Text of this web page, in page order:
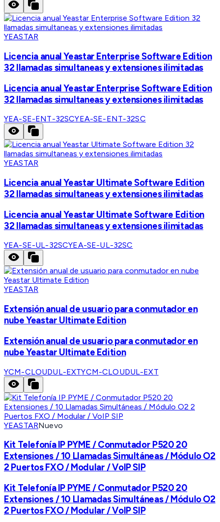
YEASTAR
Licencia anual Yeastar Enterprise Software Edition
32 llamadas simultaneas y extensiones ilimitadas
Licencia anual Yeastar Enterprise Software Edition
32 llamadas simultaneas y extensiones ilimitadas
YEA-SE-ENT-32SCYEA-SE-ENT-32SC
YEASTAR
Licencia anual Yeastar Ultimate Software Edition
32 llamadas simultaneas y extensiones ilimitadas
Licencia anual Yeastar Ultimate Software Edition
32 llamadas simultaneas y extensiones ilimitadas
YEA-SE-UL-32SCYEA-SE-UL-32SC
YEASTAR
Extensión anual de usuario para conmutador en
nube Yeastar Ultimate Edition
Extensión anual de usuario para conmutador en
nube Yeastar Ultimate Edition
YCM-CLOUDUL-EXTYCM-CLOUDUL-EXT
YEASTARNuevo
Kit Telefonía IP PYME / Conmutador P520 20
Extensiones / 10 Llamadas Simultáneas / Módulo O2
2 Puertos FXO / Modular / VoIP SIP
Kit Telefonía IP PYME / Conmutador P520 20
Extensiones / 10 Llamadas Simultáneas / Módulo O2
2 Puertos FXO / Modular / VoIP SIP